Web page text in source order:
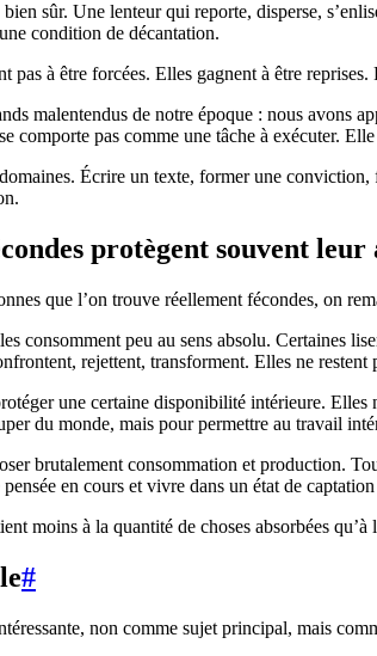
sûr. Une lenteur qui reporte, disperse,
condition de décantation.
pas à être forcées. Elles gagnent à être
malentendus de notre époque : nous avons
comporte pas comme une tâche à exécuter.
Écrire un texte, former une
protègent souvent
que l’on trouve réellement fécondes, on
consomment peu au sens absolu. Certaines
rejettent, transforment. Elles ne restent
une certaine disponibilité intérieure.
du monde, mais pour permettre au travail
brutalement consommation et production.
en cours et vivre dans un état de
moins à la quantité de choses absorbées
#
non comme sujet principal, mais